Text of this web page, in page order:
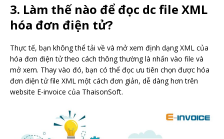
3. Làm thế nào để đọc dc file XML
hóa đơn điện tử?
Thực tế, bạn không thể tải về và mở xem định dạng XML của
hóa đơn điện tử theo cách thông thường là nhấn vào file và
mở xem. Thay vào đó, bạn có thể đọc ưu tiên chọn được hóa
đơn điện tử file XML một cách đơn giản, dễ dàng hơn trên
website E-invoice của ThaisonSoft.